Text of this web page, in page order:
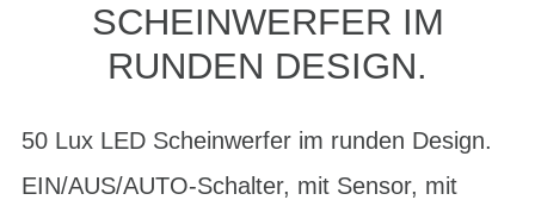
SCHEINWERFER IM
RUNDEN DESIGN.
50 Lux LED Scheinwerfer im runden Design.
EIN/AUS/AUTO-Schalter, mit Sensor, mit